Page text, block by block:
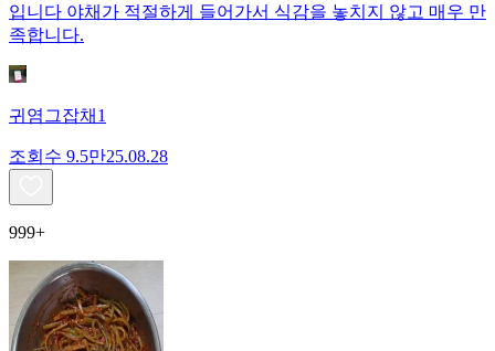
입니다 야채가 적절하게 들어가서 식감을 놓치지 않고 매우 만
족합니다.
귀염그잡채1
조회수 9.5만25.08.28
999+